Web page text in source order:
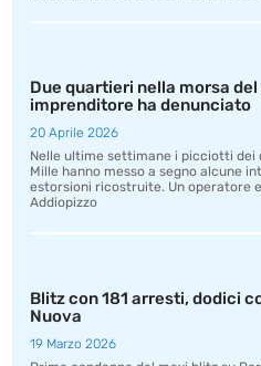
Due quartieri nella morsa del
imprenditore ha denunciato
20 Aprile 2026
Nelle ultime settimane i picciotti dei
Mille hanno messo a segno alcune
estorsioni ricostruite. Un operatore
Addiopizzo
Blitz con 181 arresti, dodici
Nuova
19 Marzo 2026